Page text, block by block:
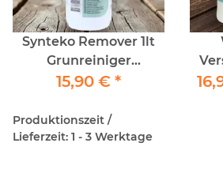
Synteko Remover 1lt
Grunreiniger
Intensivreinger
15,90 € *
Produktionszeit /
Lieferzeit: 1 - 3 Werktage